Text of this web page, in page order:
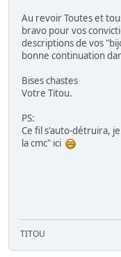
Au revoir Toutes et
bravo pour vos
descriptions de vos
bonne continuation
Bises chastes
Votre Titou.
PS:
Ce fil s'auto-détruira,
la cmc" ici
TITOU